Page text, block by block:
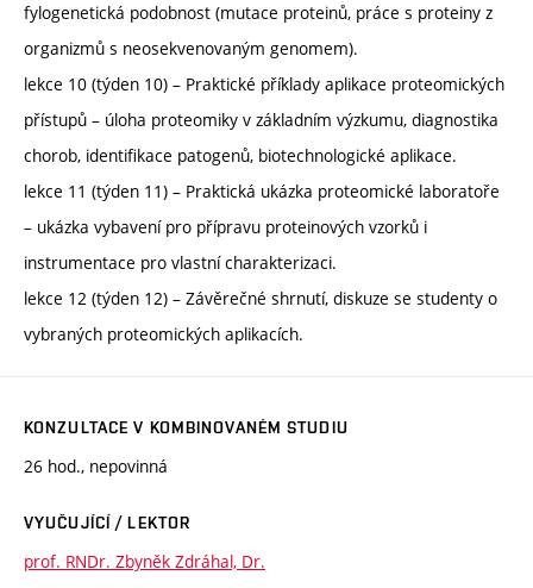
fylogenetická podobnost (mutace proteinů, práce s proteiny z
organizmů s neosekvenovaným genomem).
lekce 10 (týden 10) – Praktické příklady aplikace proteomických
přístupů – úloha proteomiky v základním výzkumu, diagnostika
chorob, identifikace patogenů, biotechnologické aplikace.
lekce 11 (týden 11) – Praktická ukázka proteomické laboratoře
– ukázka vybavení pro přípravu proteinových vzorků i
instrumentace pro vlastní charakterizaci.
lekce 12 (týden 12) – Závěrečné shrnutí, diskuze se studenty o
vybraných proteomických aplikacích.
KONZULTACE V KOMBINOVANÉM STUDIU
26 hod., nepovinná
VYUČUJÍCÍ / LEKTOR
prof. RNDr. Zbyněk Zdráhal, Dr.